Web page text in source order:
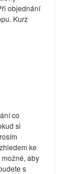
objednání
Kurz
co
si
ke
aby
s